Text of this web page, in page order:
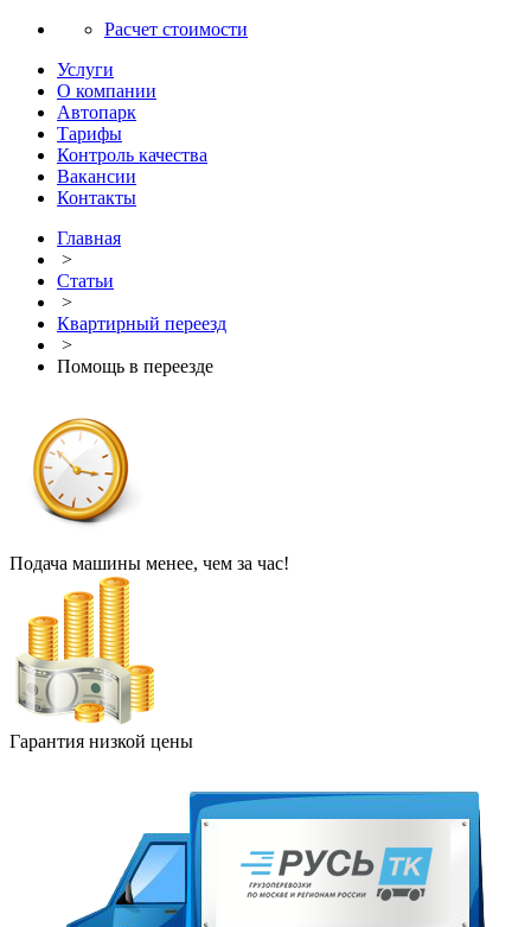
Расчет стоимости
Услуги
О компании
Автопарк
Тарифы
Контроль качества
Вакансии
Контакты
Главная
>
Статьи
>
Квартирный переезд
>
Помощь в переезде
Подача машины менее, чем за час!
Гарантия низкой цены